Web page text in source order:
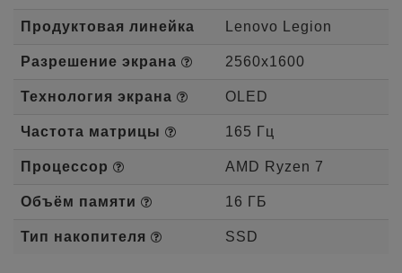
Продуктовая линейка Lenovo Legion
Разрешение экрана 2560x1600
Технология экрана OLED
Частота матрицы 165 Гц
Процессор AMD Ryzen 7
Объём памяти 16 ГБ
Тип накопителя SSD